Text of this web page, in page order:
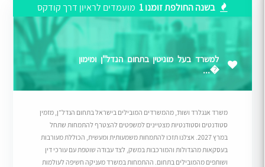
בשנה החולפת זומנו 1 מועמדים לראיון דרך קודקס
למשרד בעל מוניטין בתחום הנדל"ן ומימון
�...
משרד אנגלרד ושות’, מהמשרדים המובילים בישראל בתחום הנדל”ן, מזמין
סטודנטים וסטודנטיות מצטיינים למשפטים להצטרף להתמחות שתחל
במרץ 2027. אצלנו תזכו להתמחות משמעותית ומעשית, הכוללת מעורבות
בעסקאות מהגדולות והמורכבות במשק, לצד עבודה שוטפת עם עורכי דין
ושותפים מהמובילים בתחום. ההתמחות במשרד מעניקה חשיפה לעולמות